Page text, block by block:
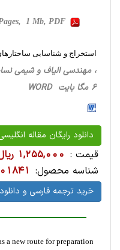
1 Mb, PDF
استخراج و شناسایی ساختارهای
6 مگا بایت WORD
دانلود رایگان مقاله
قیمت : 1,255,000 ریال
شناسه محصول:
خرید ترجمه فارسی و دانلود
a new route for preparation